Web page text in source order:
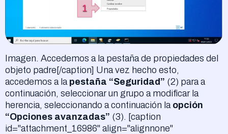
Imagen. Accedemos a la pestaña de propiedades del
objeto padre[/caption] Una vez hecho esto,
accedemos a la pestaña “Seguridad” (2) para a
continuación, seleccionar un grupo a modificar la
herencia, seleccionando a continuación la opción
“Opciones avanzadas” (3). [caption
id="attachment_16986" align="alignnone"